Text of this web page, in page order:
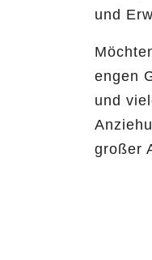
und
engen
und
großer